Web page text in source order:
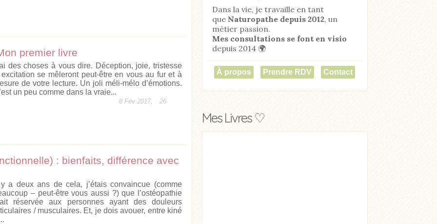
premier livre
des choses à vous dire. Déception, joie, tristesse
se mêleront peut-être en vous au fur et à
de votre lecture. Un joli méli-mélo d’émotions.
un peu comme dans la vraie...
8 Fév 2017, 26
: bienfaits, différence avec
y a deux ans de cela, j’étais convaincue (comme
– peut-être vous aussi ?) que l’ostéopathie
réservée aux personnes ayant des douleurs
/ musculaires. Et, je dois avouer, entre kiné
Dans la vie, je travaille en tant
que Naturopathe depuis 2012, un
métier passion.
Mes consultations se font en visio
depuis 2014 🌍
À propos Prendre RDV Contact
Mes Livres ♡